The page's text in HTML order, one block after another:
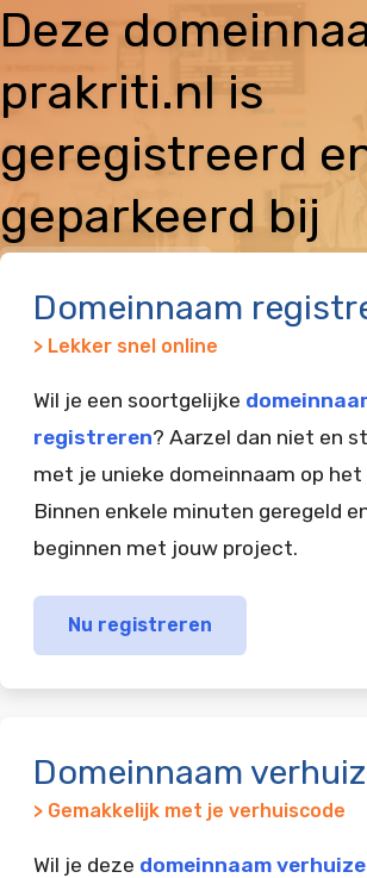
Deze
prakriti.nl is
geregistreerd
geparkeerd bij
Domeinnaam
> Lekker snel online
Wil je een soortgelijke
registreren? Aarzel dan niet en
met je unieke domeinnaam op
Binnen enkele minuten geregeld
beginnen met jouw project.
Nu registreren
Domeinnaam
> Gemakkelijk met je verhuiscode
Wil je deze domeinnaam